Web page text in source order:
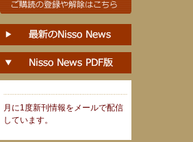
月に1度新刊情報をメールで配信
しています。